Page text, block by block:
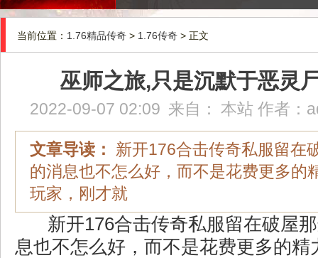
当前位置： 1.76精品传奇 > 1.76传奇 > 正文
巫师之旅,只是沉默于恶灵
2022-09-07 02:09 来自： 本站 作者：
文章导读：
新开176合击传奇私服留在
的消息也不怎么好，而不是花费更多的
玩家，刚才就
新开176合击传奇私服留在破屋
息也不怎么好，而不是花费更多的精